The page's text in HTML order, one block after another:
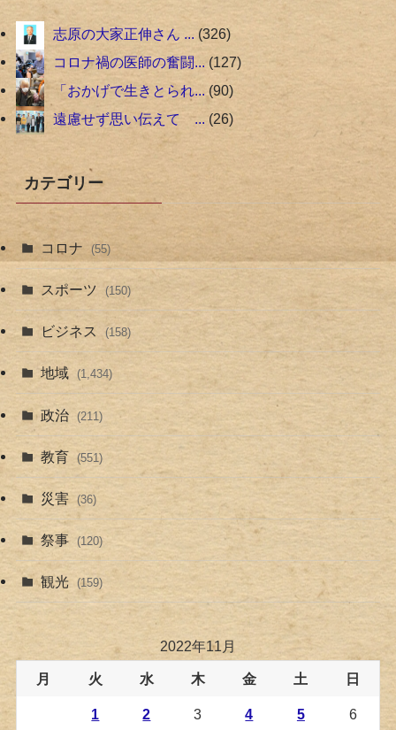
志原の大家正伸さん ... 326
コロナ禍の医師の奮闘... 127
「おかげで生きとられ... 90
遠慮せず思い伝えて ... 26
カテゴリー
コロナ (55)
スポーツ (150)
ビジネス (158)
地域 (1,434)
政治 (211)
教育 (551)
災害 (36)
祭事 (120)
観光 (159)
2022年11月
月 火 水 木 金 土 日
1 2 3 4 5 6